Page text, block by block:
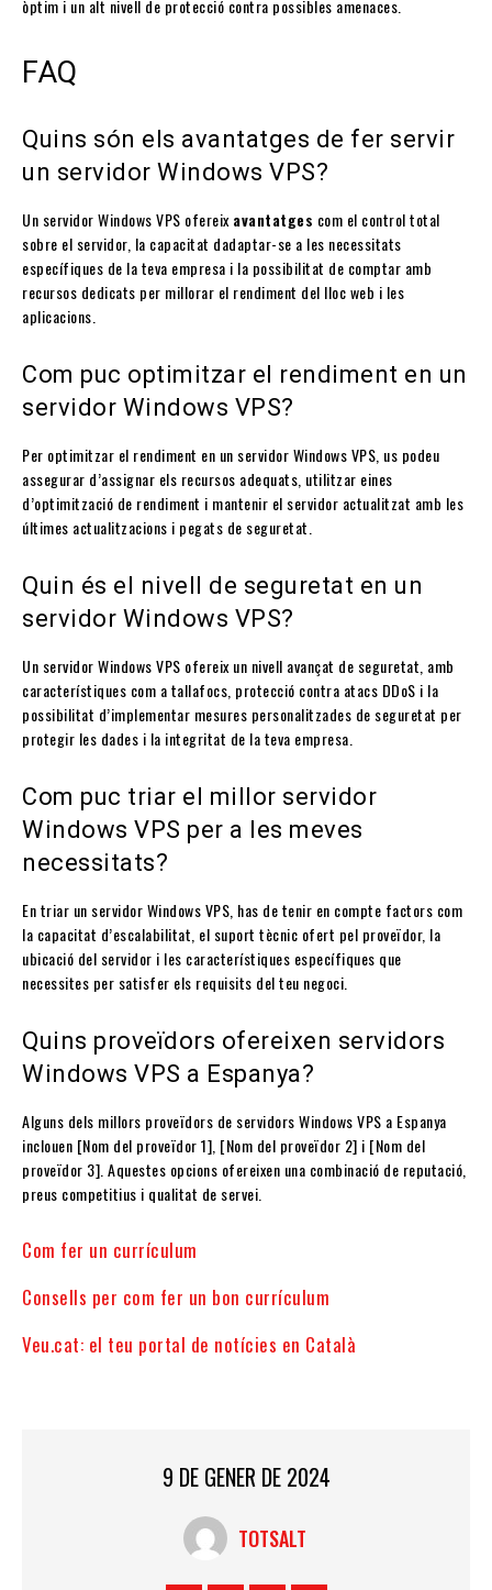
òptim i un alt nivell de protecció contra possibles amenaces.
FAQ
Quins són els avantatges de fer servir
un servidor Windows VPS?
Un servidor Windows VPS ofereixavantatges com el control total
sobre el servidor, la capacitat dadaptar-se a les necessitats
específiques de la teva empresa i la possibilitat de comptar amb
recursos dedicats per millorar el rendiment del lloc web i les
aplicacions.
Com puc optimitzar el rendiment en un
servidor Windows VPS?
Per optimitzar el rendiment en un servidor Windows VPS, us podeu
assegurar d’assignar els recursos adequats, utilitzar eines
d’optimització de rendiment i mantenir el servidor actualitzat amb les
últimes actualitzacions i pegats de seguretat.
Quin és el nivell de seguretat en un
servidor Windows VPS?
Un servidor Windows VPS ofereix un nivell avançat de seguretat, amb
característiques com a tallafocs, protecció contra atacs DDoS i la
possibilitat d’implementar mesures personalitzades de seguretat per
protegir les dades i la integritat de la teva empresa.
Com puc triar el millor servidor
Windows VPS per a les meves
necessitats?
En triar un servidor Windows VPS, has de tenir en compte factors com
la capacitat d’escalabilitat, el suport tècnic ofert pel proveïdor, la
ubicació del servidor i les característiques específiques que
necessites per satisfer els requisits del teu negoci.
Quins proveïdors ofereixen servidors
Windows VPS a Espanya?
Alguns dels millors proveïdors de servidors Windows VPS a Espanya
inclouen [Nom del proveïdor 1], [Nom del proveïdor 2] i [Nom del
proveïdor 3]. Aquestes opcions ofereixen una combinació de reputació,
preus competitius i qualitat de servei.
Com fer un currículum
Consells per com fer un bon currículum
Veu.cat: el teu portal de notícies en Català
9 DE GENER DE 2024
TOTSALT